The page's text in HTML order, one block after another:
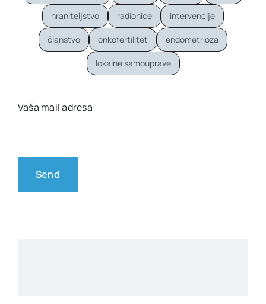
hraniteljstvo radionice intervencije
članstvo onkofertilitet endometrioza
lokalne samouprave
Vaša mail adresa